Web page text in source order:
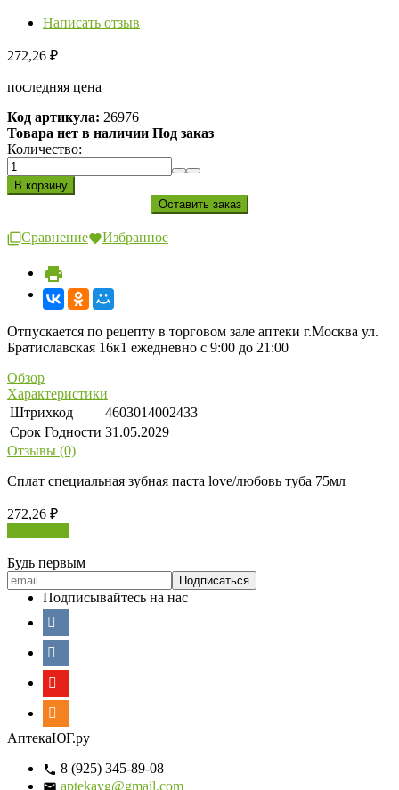
Написать отзыв
272,26 ₽
последняя цена
Код артикула: 26976
Товара нет в наличии Под заказ
Количество:
Сравнение Избранное
Отпускается по рецепту в торговом зале аптеки г.Москва ул.
Братиславская 16к1 ежедневно с 9:00 до 21:00
Обзор
Характеристики
Штрихкод
4603014002433
Срок Годности 31.05.2029
Отзывы (0)
Сплат специальная зубная паста love/любовь туба 75мл
272,26 ₽
Будь первым
Подписывайтесь на нас
АптекаЮГ.ру
8 (925) 345-89-08
aptekayg@gmail.com